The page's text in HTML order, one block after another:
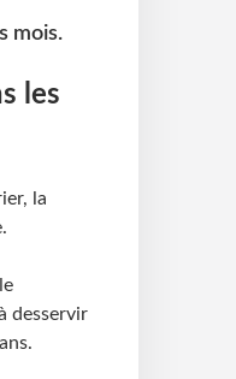
mois.
les
la
desservir